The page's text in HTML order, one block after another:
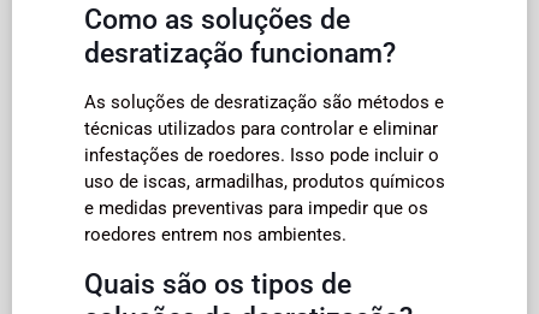
Como as soluções de
desratização funcionam?
As soluções de desratização são métodos e
técnicas utilizados para controlar e eliminar
infestações de roedores. Isso pode incluir o
uso de iscas, armadilhas, produtos químicos
e medidas preventivas para impedir que os
roedores entrem nos ambientes.
Quais são os tipos de